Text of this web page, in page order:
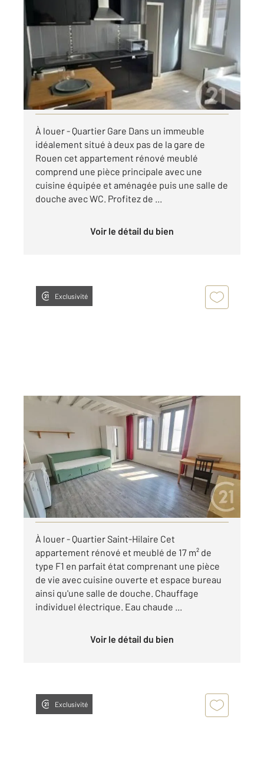
, 1 pièce
Ref : 8057
Appartement F1 à louer
430 €
par mois charges comprises
Visiter le site dédié
À louer - Quartier Gare Dans un immeuble
idéalement situé à deux pas de la gare de
Rouen cet appartement rénové meublé
comprend une pièce principale avec une
cuisine équipée et aménagée puis une salle de
douche avec WC. Profitez de ...
Voir le détail du bien
Exclusivité
Ref : 8217
Appartement F1 à louer
507 €
par mois charges comprises
Visiter le site dédié
À louer - Quartier Saint-Hilaire Cet
appartement rénové et meublé de 17 m² de
type F1 en parfait état comprenant une pièce
de vie avec cuisine ouverte et espace bureau
ainsi qu'une salle de douche. Chauffage
individuel électrique. Eau chaude ...
Voir le détail du bien
Exclusivité